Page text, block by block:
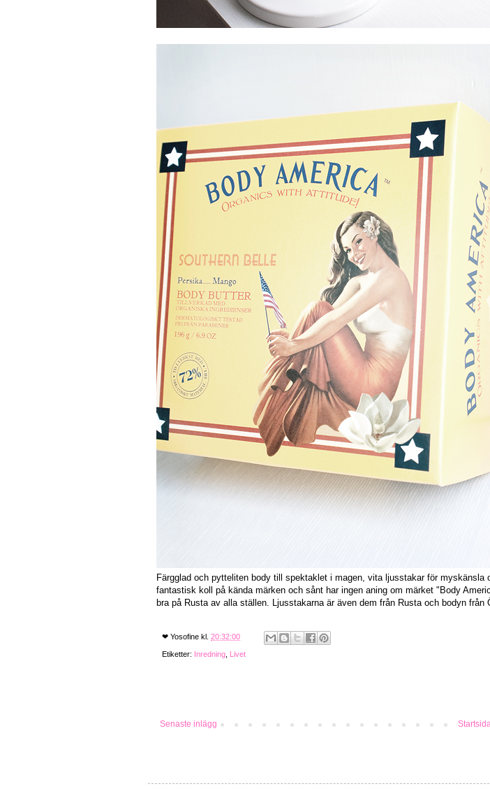
Färgglad och pytteliten body till spektaklet i magen, vita ljusstakar för
fantastisk koll på kända märken och sånt har ingen aning om märket "Body
bra på Rusta av alla ställen. Ljusstakarna är även dem från Rusta och bodyn
❤ Yosofine kl. 20:32:00
Etiketter: Inredning Livet
Senaste inlägg Startsida